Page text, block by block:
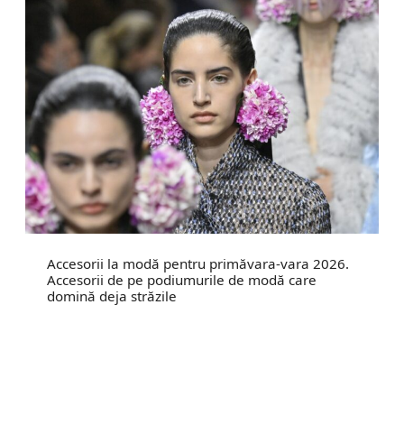
Accesorii la modă pentru primăvara-vara 2026.
Accesorii de pe podiumurile de modă care
domină deja străzile